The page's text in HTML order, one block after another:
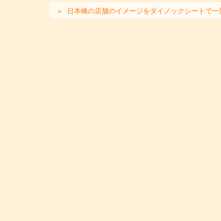
日本橋の店舗のイメージをダイノックシートで一